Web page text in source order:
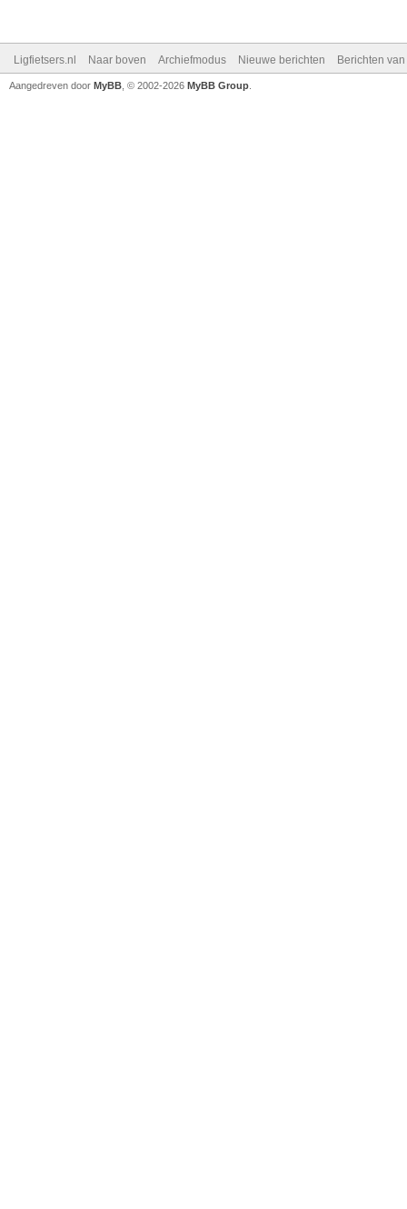
Ligfietsers.nl Naar boven Archiefmodus Nieuwe berichten Berichten
Aangedreven door MyBB , © 2002-2026 MyBB Group